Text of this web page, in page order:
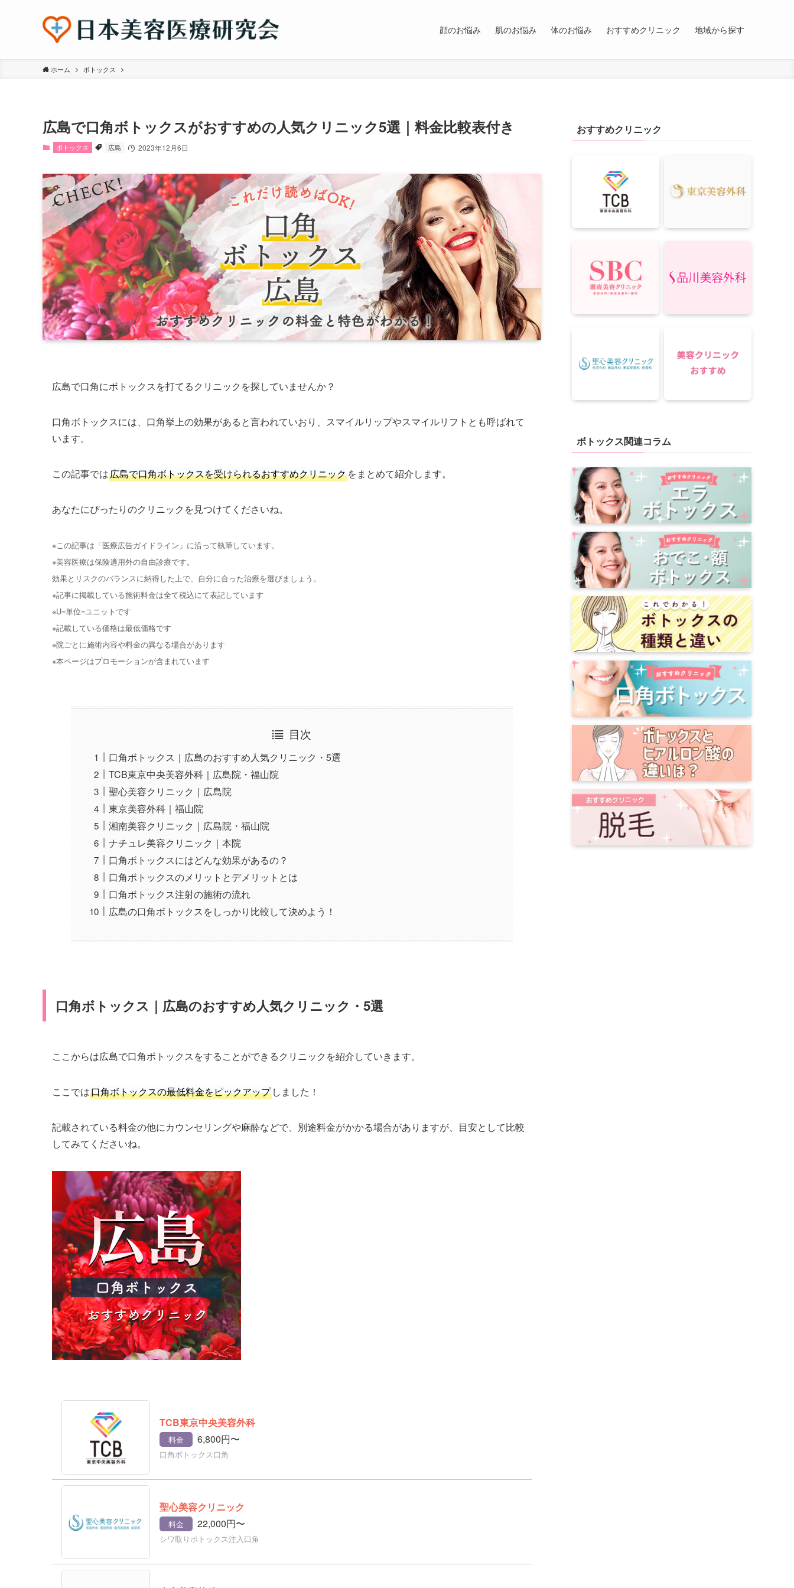
顔のお悩み 肌のお悩み 体のお悩み おすすめクリニック 地域から探す
ホーム ボトックス
広島で口角ボトックスがおすすめの人気クリニック5選｜料金比較表付き
ボトックス 広島 2023年12月6日
広島で口角にボトックスを打てるクリニックを探していませんか？
口角ボトックスには、口角挙上の効果があると言われていおり、スマイルリップやスマイルリフトとも呼ばれて
います。
この記事では広島で口角ボトックスを受けられるおすすめクリニックをまとめて紹介します。
あなたにぴったりのクリニックを見つけてくださいね。
※この記事は「医療広告ガイドライン」に沿って執筆しています。
※美容医療は保険適用外の自由診療です。
効果とリスクのバランスに納得した上で、自分に合った治療を選びましょう。
※記事に掲載している施術料金は全て税込にて表記しています
※U=単位=ユニットです
※記載している価格は最低価格です
※院ごとに施術内容や料金の異なる場合があります
※本ページはプロモーションが含まれています
目次
口角ボトックス｜広島のおすすめ人気クリニック・5選
TCB東京中央美容外科｜広島院・福山院
聖心美容クリニック｜広島院
東京美容外科｜福山院
湘南美容クリニック｜広島院・福山院
ナチュレ美容クリニック｜本院
口角ボトックスにはどんな効果があるの？
口角ボトックスのメリットとデメリットとは
口角ボトックス注射の施術の流れ
広島の口角ボトックスをしっかり比較して決めよう！
口角ボトックス｜広島のおすすめ人気クリニック・5選
ここからは広島で口角ボトックスをすることができるクリニックを紹介していきます。
ここでは口角ボトックスの最低料金をピックアップ しました！
記載されている料金の他にカウンセリングや麻酔などで、別途料金がかかる場合がありますが、目安として比較
してみてくださいね。
TCB東京中央美容外科
料金 6,800円〜
口角ボトックス口角
聖心美容クリニック
料金 22,000円〜
シワ取りボトックス注入口角
おすすめクリニック
ボトックス関連コラム